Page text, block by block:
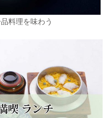
料理を味わう